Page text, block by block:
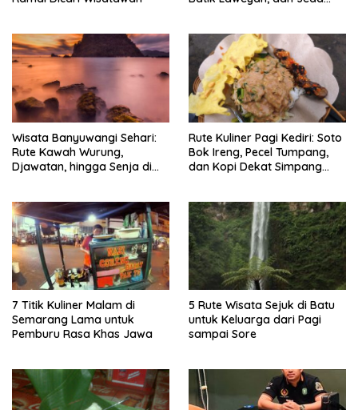
Wisata Banyuwangi Sehari:
Rute Kawah Wurung,
Djawatan, hingga Senja di
Rute Kuliner Pagi Kediri: Soto
Bok Ireng, Pecel Tumpang,
dan Kopi Dekat Simpang
7 Titik Kuliner Malam di
Semarang Lama untuk
Pemburu Rasa Khas Jawa
5 Rute Wisata Sejuk di Batu
untuk Keluarga dari Pagi
sampai Sore